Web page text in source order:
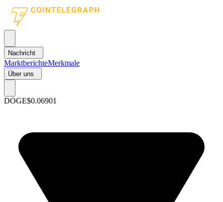
Nachricht
MarktberichteMerkmale
Über uns
DOGE$0.06901